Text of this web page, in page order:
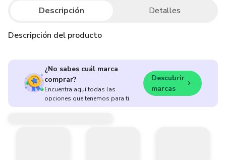
Descripción Detalles
Descripción del producto
¿No sabes cuál marca
comprar?
Encuentra aquí todas las
opciones que tenemos para ti.
Descubrir
marcas